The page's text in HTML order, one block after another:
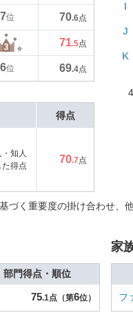
7位 70.6点
71.5点
6位 69.4点
I
J
K
得点
知人
得点
70.7点
く重要度の掛け合わせ、
部門得点・順位
75.1点（第6位）
家
フ